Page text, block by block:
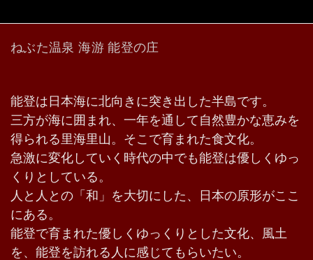
ねぶた温泉 海游 能登の庄
能登は日本海に北向きに突き出した半島です。
三方が海に囲まれ、一年を通して自然豊かな恵みを
得られる里海里山。そこで育まれた食文化。
急激に変化していく時代の中でも能登は優しくゆっ
くりとしている。
人と人との「和」を大切にした、日本の原形がここ
にある。
能登で育まれた優しくゆっくりとした文化、風土
を、能登を訪れる人に感じてもらいたい。